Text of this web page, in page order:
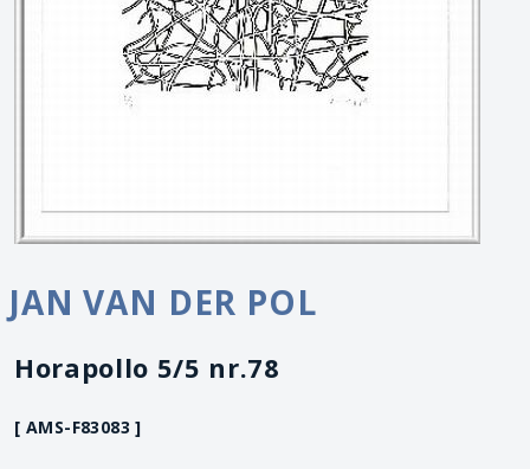
JAN VAN DER POL
Horapollo 5/5 nr.78
[ AMS-F83083 ]